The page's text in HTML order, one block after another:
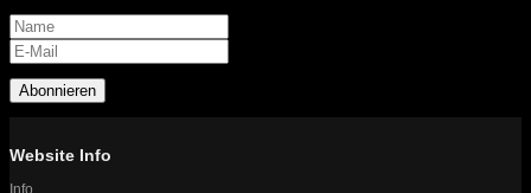
Abonnieren
Website Info